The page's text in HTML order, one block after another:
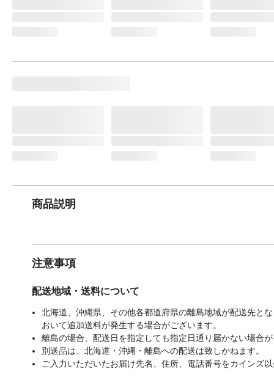
商品説明
注意事項
配送地域・送料について
北海道、沖縄県、その他各都道府県の離島地域が配送先と
おいて追加送料が発生する場合がございます。
離島の場合、配送日を指定しても指定日通り届かない場合が
別送品は、北海道・沖縄・離島への配送は致しかねます。
ご入力いただいたお届け先名、住所、電話番号をカインズ